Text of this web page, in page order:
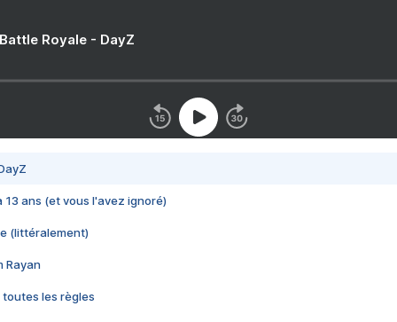
Royale - DayZ
13 ans (et vous l'avez ignoré)
(littéralement)
Rayan
toutes les règles